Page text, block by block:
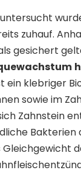
zuhauf.
gesichert
ein klebriger
sowie im
Zahnstein
Bakterien